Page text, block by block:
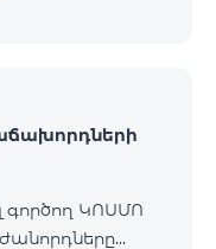
գործող ԿՈՍՄՈ